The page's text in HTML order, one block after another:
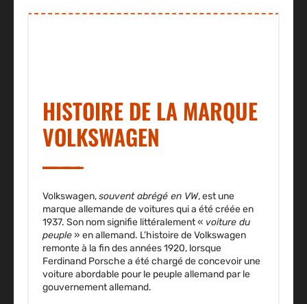
HISTOIRE DE LA MARQUE
VOLKSWAGEN
Volkswagen,souvent abrégé en VW, est une
marque allemande de voitures qui a étécréée en
1937. Son nom signifie littéralement « voiture du
peuple» en allemand. L’histoire de Volkswagen
remonte à la fin des années 1920, lorsque
Ferdinand Porsche a été chargé de concevoir une
voiture abordable pour le peuple allemand par le
gouvernement allemand.